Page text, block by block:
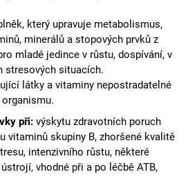
který upravuje metabolismus,
minerálů a stopových prvků z
mladé jedince v růstu, dospívání, v
stresových situacích.
látky a vitaminy nepostradatelné
organismu.
při: výskytu zdravotních poruch
vitaminů skupiny B, zhoršené kvalitě
intenzivního růstu, některé
vhodné při a po léčbě ATB,